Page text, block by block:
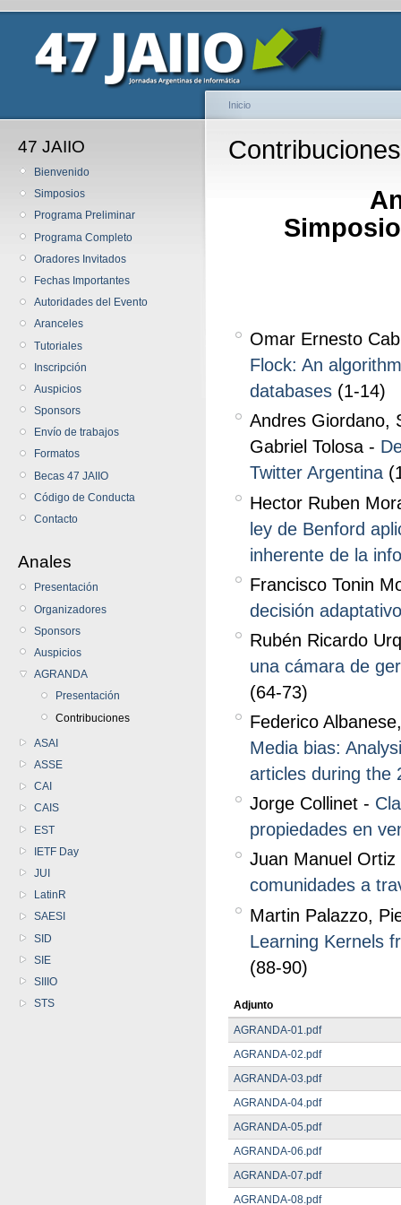
47 JAIIO
Bienvenido
Simposios
Programa Preliminar
Programa Completo
Oradores Invitados
Fechas Importantes
Autoridades del Evento
Aranceles
Tutoriales
Inscripción
Auspicios
Sponsors
Envío de trabajos
Formatos
Becas 47 JAIIO
Código de Conducta
Contacto
Anales
Presentación
Organizadores
Sponsors
Auspicios
AGRANDA
Presentación
Contribuciones
ASAI
ASSE
CAI
CAIS
EST
IETF Day
JUI
LatinR
SAESI
SID
SIE
SIIIO
STS
Inicio
Omar Ernesto
Flock: An
databases (1-14)
Andres Giordano,
Gabriel Tolosa -
Twitter Argentina
Hector Ruben
ley de Benford
inherente de la
Francisco Tonin
decisión
Rubén Ricardo
una cámara de
(64-73)
Federico
Media bias:
articles during the
Jorge Collinet -
propiedades en
Juan Manuel
comunidades a
Martin Palazzo,
Learning Kernels
(88-90)
Adjunto
AGRANDA-01.pdf
AGRANDA-02.pdf
AGRANDA-03.pdf
AGRANDA-04.pdf
AGRANDA-05.pdf
AGRANDA-06.pdf
AGRANDA-07.pdf
AGRANDA-08.pdf